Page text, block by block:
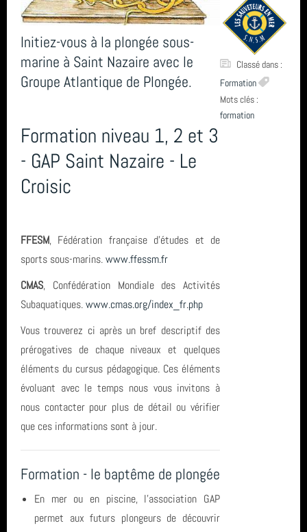
Espace privé GAP - Encadrants et Directeurs de plongée 🐠
Catégories
Entrainement (4)
Formation (11)
Actualités - Vie du club (33)
Archives (14)
Exploration (8)
Sortie (15)
Bio & Environnement (10)
🏁 Relevez le #DéfiSeptembreBouge et plongeons dans une
nouvelle saison sportive 2026-2027 🤿
Projet de sciences participatives Parc éolien St Nazaire - 10ième
Faîtes du Sport 2026 : le GAP a relevé le défi de la découverte
subaquatique
Un week-end d'immersion au cœur de la Côte de Granit Rose à
Ploumanac'h
Initiation au Hockey Subaquatique le 01 juin 2026
Mots clés
Club
Socoa Pyrenees Atlantique
L'Estartit
Hikeric
formation
plongee
Egypte
Matt a dit : Bravo à vous pour cette épreuve ...
Archives
juillet 2026 (1)
juin 2026 (4)
mai 2026 (1)
avril 2026 (2)
mars 2026 (3)
février 2026 (2)
janvier 2026 (1)
décembre 2025 (2)
Fil des articles
Fil des commentaires
Initiez-vous à la plongée sous-
marine à Saint Nazaire avec le
Groupe Atlantique de Plongée.
Formation niveau 1, 2 et 3
- GAP Saint Nazaire - Le
Croisic
FFESM, Fédération française d'études et de
sports sous-marins.www.ffessm.fr
CMAS, Confédération Mondiale des Activités
Subaquatiques.www.cmas.org/index_fr.php
Vous trouverez ci après un bref descriptif des
prérogatives de chaque niveaux et quelques
éléments du cursus pédagogique. Ces éléments
évoluant avec le temps nous vous invitons à
nous contacter pour plus de détail ou vérifier
que ces informations sont à jour.
Formation - le baptême de plongée
En mer ou en piscine, l'association GAP
permet aux futurs plongeurs de découvrir
Classé dans :
Formation
Mots clés :
formation